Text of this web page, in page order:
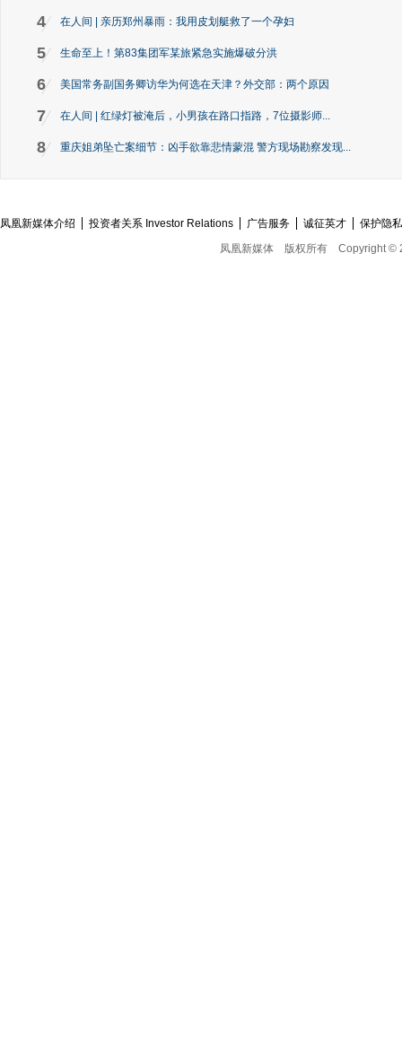
4 在人间 | 亲历郑州暴雨：我用皮划艇救了一个孕妇
5 生命至上！第83集团军某旅紧急实施爆破分洪
6 美国常务副国务卿访华为何选在天津？外交部：两个原因
7 在人间 | 红绿灯被淹后，小男孩在路口指路，7位摄影师...
8 重庆姐弟坠亡案细节：凶手欲靠悲情蒙混 警方现场勘察发现...
凤凰新媒体介绍 投资者关系 Investor Relations 广告服务 诚征英才
保护隐
凤凰新媒体
版权所有 Copyright ©